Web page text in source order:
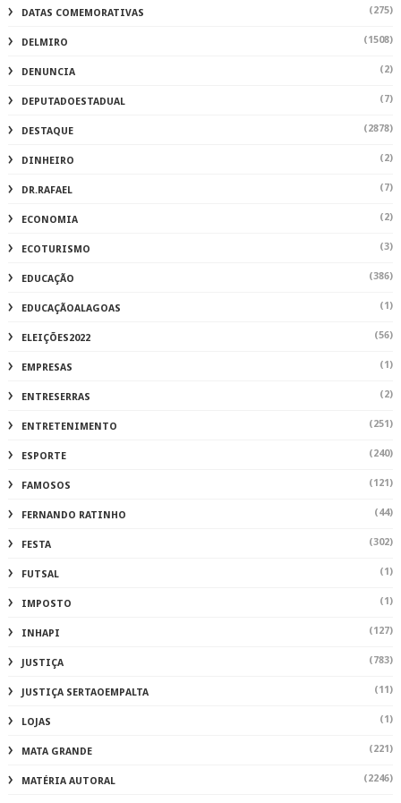
ESPORTE (240)
FAMOSOS (121)
FERNANDO RATINHO (44)
FESTA (302)
FUTSAL (1)
IMPOSTO (1)
INHAPI (127)
JUSTIÇA (783)
JUSTIÇA SERTAOEMPALTA (11)
LOJAS (1)
MATA GRANDE (221)
MATÉRIA AUTORAL (2246)
MERCADO (2)
MUNDO (104)
MUSICA (115)
NATAL (1)
NATUREZA (289)
OLHO D'ÁGUA (359)
PAPEANDO (1)
PARICONHA (86)
PECUARIA (2)
PEGAFOGO (1)
PIRANHAS (520)
PO (3)
POESIAS (8)
POL (3)
POLICIA (573)